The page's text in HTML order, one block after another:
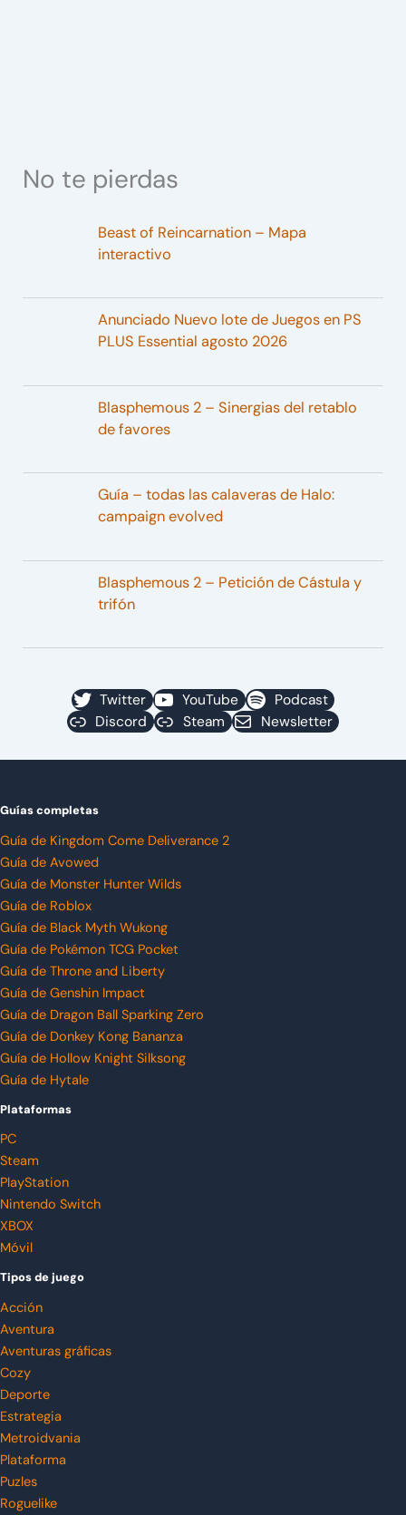
No te pierdas
Beast of Reincarnation – Mapa
interactivo
Anunciado Nuevo lote de Juegos en PS
PLUS Essential agosto 2026
Blasphemous 2 – Sinergias del retablo
de favores
Guía – todas las calaveras de Halo:
campaign evolved
Blasphemous 2 – Petición de Cástula y
trifón
Twitter YouTube
Podcast
Discord
Steam Newsletter
Guías completas
Guía de Kingdom Come Deliverance 2
Guía de Avowed
Guía de Monster Hunter Wilds
Guía de Roblox
Guía de Black Myth Wukong
Guía de Pokémon TCG Pocket
Guía de Throne and Liberty
Guía de Genshin Impact
Guía de Dragon Ball Sparking Zero
Guía de Donkey Kong Bananza
Guía de Hollow Knight Silksong
Guía de Hytale
Plataformas
PC
Steam
PlayStation
Nintendo Switch
XBOX
Móvil
Tipos de juego
Acción
Aventura
Aventuras gráficas
Cozy
Deporte
Estrategia
Metroidvania
Plataforma
Puzles
Roguelike